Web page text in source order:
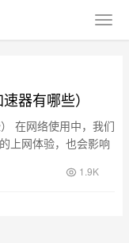
器有哪些）
在网络使用中，我们
上网体验，也会影响
1.9K